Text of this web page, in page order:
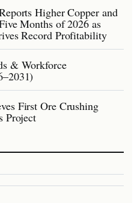
Higher Copper and
Months of 2026 as
Record Profitability
& Workforce
First Ore Crushing
Project